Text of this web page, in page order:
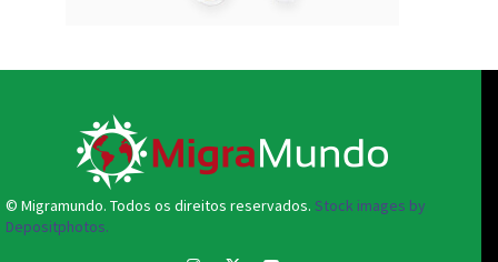
© Migramundo. Todos os direitos reservados. Stock images by
Depositphotos.